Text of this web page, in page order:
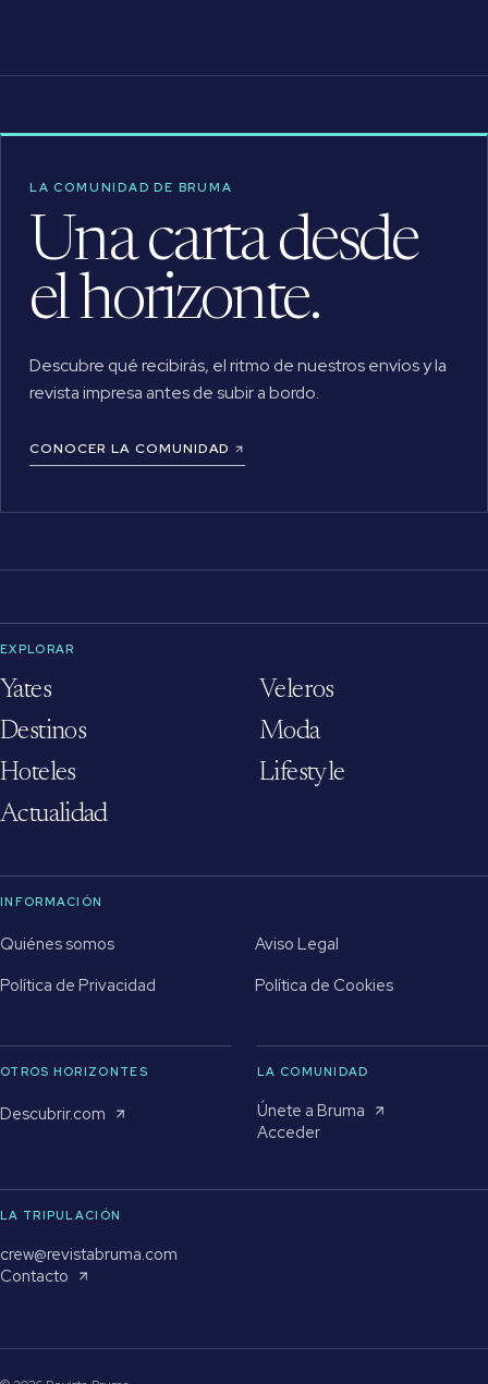
LA COMUNIDAD DE BRUMA
Una carta desde
el horizonte.
Descubre qué recibirás, el ritmo de nuestros envíos y la
revista impresa antes de subir a bordo.
CONOCER LA COMUNIDAD
EXPLORAR
Yates
Veleros
Destinos
Moda
Hoteles
Lifestyle
Actualidad
INFORMACIÓN
Quiénes somos
Aviso Legal
Política de Privacidad
Política de Cookies
OTROS HORIZONTES
Descubrir.com
LA COMUNIDAD
Únete a Bruma
Acceder
LA TRIPULACIÓN
crew@revistabruma.com
Contacto